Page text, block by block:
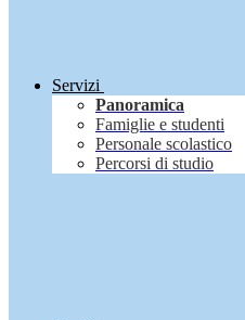
Servizi
Panoramica
Famiglie e studenti
Personale scolastico
Percorsi di studio